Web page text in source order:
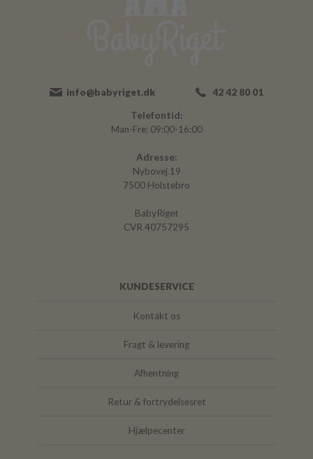
info@babyriget.dk 42 42 80 01
Telefontid:
Man-Fre: 09:00-16:00
Adresse:
Nybovej 19
7500 Holstebro
BabyRiget
CVR 40757295
KUNDESERVICE
Kontakt os
Fragt & levering
Afhentning
Retur & fortrydelsesret
Hjælpecenter